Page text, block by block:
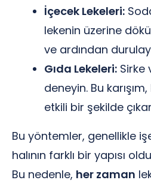
İçecek Lekeleri:
lekenin üzerine
ve ardından
Gıda Lekeleri: Sirke
deneyin. Bu
etkili bir şekilde
Bu yöntemler, genellikle
halının farklı bir yapısı
Bu nedenle, her zaman